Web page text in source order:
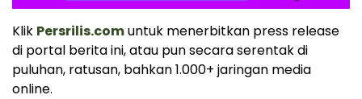
Klik Persrilis.comuntuk menerbitkan press release
di portal berita ini, atau pun secara serentak di
puluhan, ratusan, bahkan 1.000+ jaringan media
online.